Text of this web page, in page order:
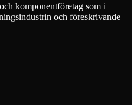
komponentföretag som i
och föreskrivande